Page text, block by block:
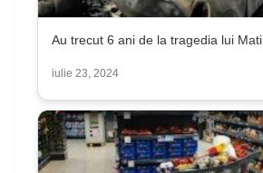
Au trecut 6 ani de la tragedia lui Mati
iulie 23, 2024